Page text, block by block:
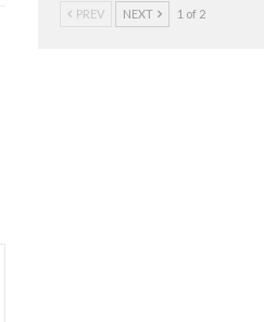
PREV NEXT 1 of 2